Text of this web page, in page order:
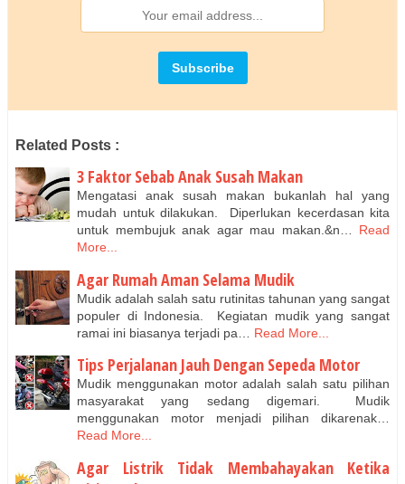
Related Posts :
3 Faktor Sebab Anak Susah Makan
Mengatasi anak susah makan bukanlah hal yang
mudah untuk dilakukan. Diperlukan kecerdasan kita
untuk membujuk anak agar mau makan.&n…
Read
More...
Agar Rumah Aman Selama Mudik
Mudik adalah salah satu rutinitas tahunan yang sangat
populer di Indonesia. Kegiatan mudik yang sangat
ramai ini biasanya terjadi pa…
Read More...
Tips Perjalanan Jauh Dengan Sepeda Motor
Mudik menggunakan motor adalah salah satu pilihan
masyarakat yang sedang digemari. Mudik
menggunakan motor menjadi pilihan dikarenak…
Read More...
Agar Listrik Tidak Membahayakan Ketika